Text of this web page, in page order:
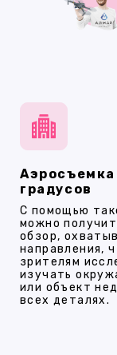
Аэросъемка
градусов
С помощью
можно
обзор,
направления,
зрителям
изучать
или объект
всех деталях.